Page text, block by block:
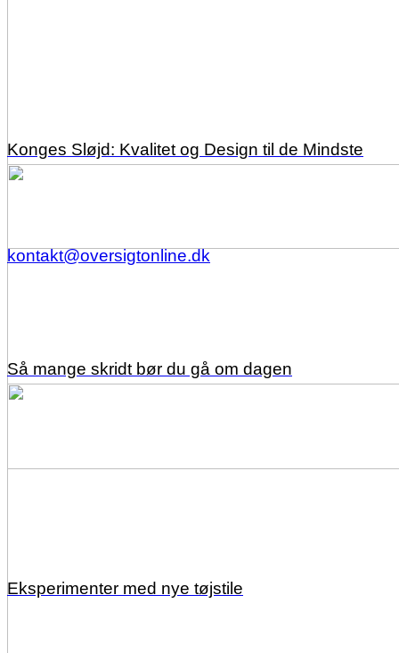
Konges Sløjd: Kvalitet og Design til de Mindste
Så mange skridt bør du gå om dagen
Eksperimenter med nye tøjstile
kontakt@oversigtonline.dk